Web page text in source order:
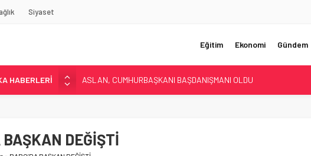
Siyaset
Eğitim Ekonomi Gündem
HABERLERİ
ASLAN, CUMHURBAŞKANI BAŞDANIŞMANI OLDU
SIR PERDESİ ÇÖZÜLDÜ!
ÇATIDAN DÜŞTÜ!
ÇORUM’DA KORKUNÇ CİNAYET!
BAŞKAN DEĞİŞTİ